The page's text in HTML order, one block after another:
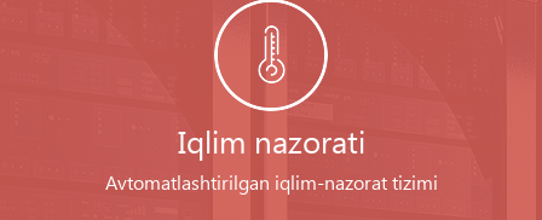
Iqlim nazorati
Avtomatlashtirilgan iqlim-nazorat tizimi